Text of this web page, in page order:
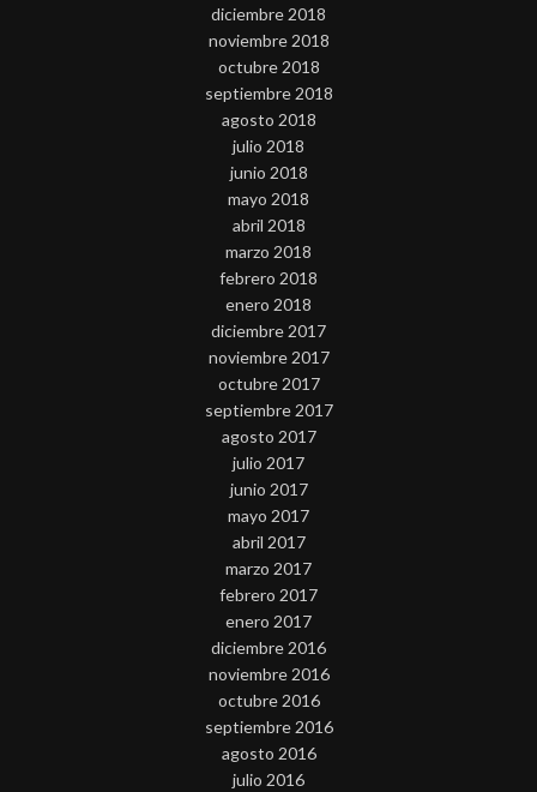
diciembre 2018
noviembre 2018
octubre 2018
septiembre 2018
agosto 2018
julio 2018
junio 2018
mayo 2018
abril 2018
marzo 2018
febrero 2018
enero 2018
diciembre 2017
noviembre 2017
octubre 2017
septiembre 2017
agosto 2017
julio 2017
junio 2017
mayo 2017
abril 2017
marzo 2017
febrero 2017
enero 2017
diciembre 2016
noviembre 2016
octubre 2016
septiembre 2016
agosto 2016
julio 2016